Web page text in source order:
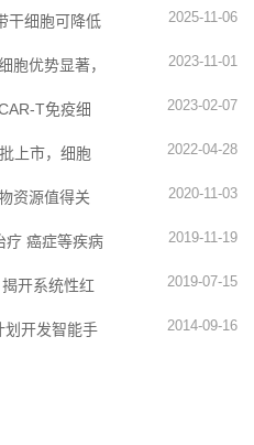
干细胞可降低
2025-11-06
胞优势显著，
2023-11-01
T免疫细
2023-02-07
上市，细胞
2022-04-28
资源值得关
2020-11-03
疗 癌症等疾病
2019-11-19
开系统性红
2019-07-15
划开发智能手
2014-09-16